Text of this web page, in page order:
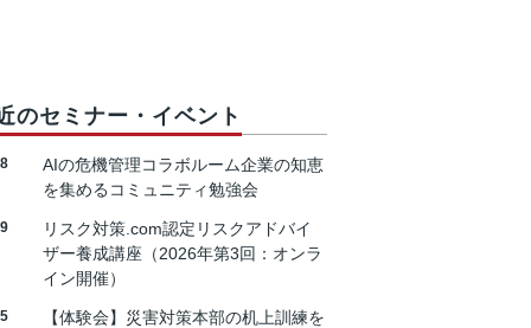
のセミナー・イベント
AIの危機管理コラボルーム企業の知恵
を集めるコミュニティ勉強会
リスク対策.com認定リスクアドバイ
ザー養成講座（2026年第3回：オンラ
イン開催）
【体験会】災害対策本部の机上訓練を